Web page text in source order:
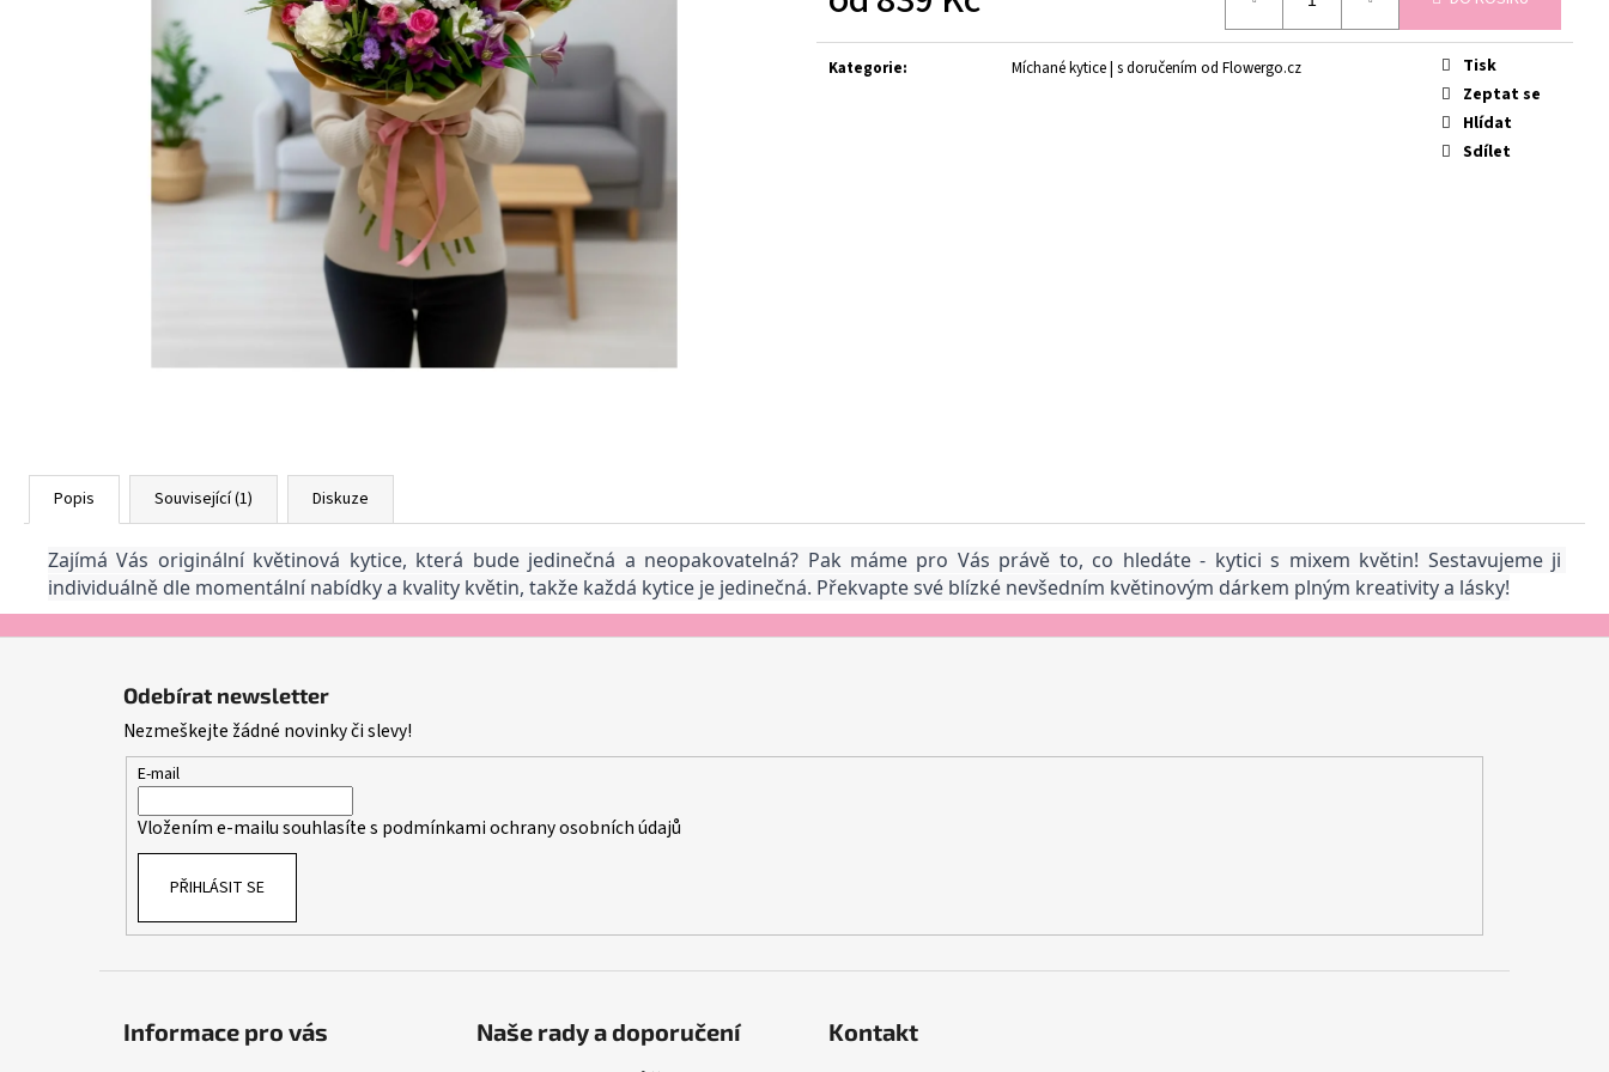
cena:
Kategorie: Míchané kytice | s doručením od Flowergo.cz
Tisk
Zeptat se
Hlídat
Sdílet
Popis Související (1) Diskuze
Zajímá Vás originální květinová kytice, která bude jedinečná a neopakovatelná? Pak máme pro Vás právě to, co hledáte - kytici s mixem květin! Sestavujeme ji
individuálně dle momentální nabídky a kvality květin, takže každá kytice je jedinečná. Překvapte své blízké nevšedním květinovým dárkem plným kreativity a lásky!
KYTICE 101 RŮŽÍ
2 918 Kč
1 399 Kč
Původně: 1 499 Kč
2 916 Kč
Odebírat newsletter
Nezmeškejte žádné novinky či slevy!
E-mail
Vložením e-mailu souhlasíte s podmínkami ochrany osobních údajů
PŘIHLÁSIT SE
Informace pro vás Naše rady a doporučení Kontakt